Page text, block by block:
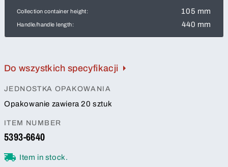
Collection container height: 105 mm
Handle/handle length: 440 mm
Do wszystkich specyfikacji
JEDNOSTKA OPAKOWANIA
Opakowanie zawiera 20 sztuk
ITEM NUMBER
5393-6640
Item in stock.